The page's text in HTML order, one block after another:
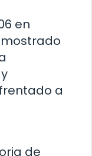
en
a
de